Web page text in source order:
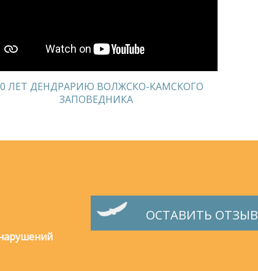
ЛЕТ ДЕНДРАРИЮ ВОЛЖСКО-КАМСКОГО
ЗАПОВЕДНИКА
ОСТАВИТЬ ОТЗЫВ